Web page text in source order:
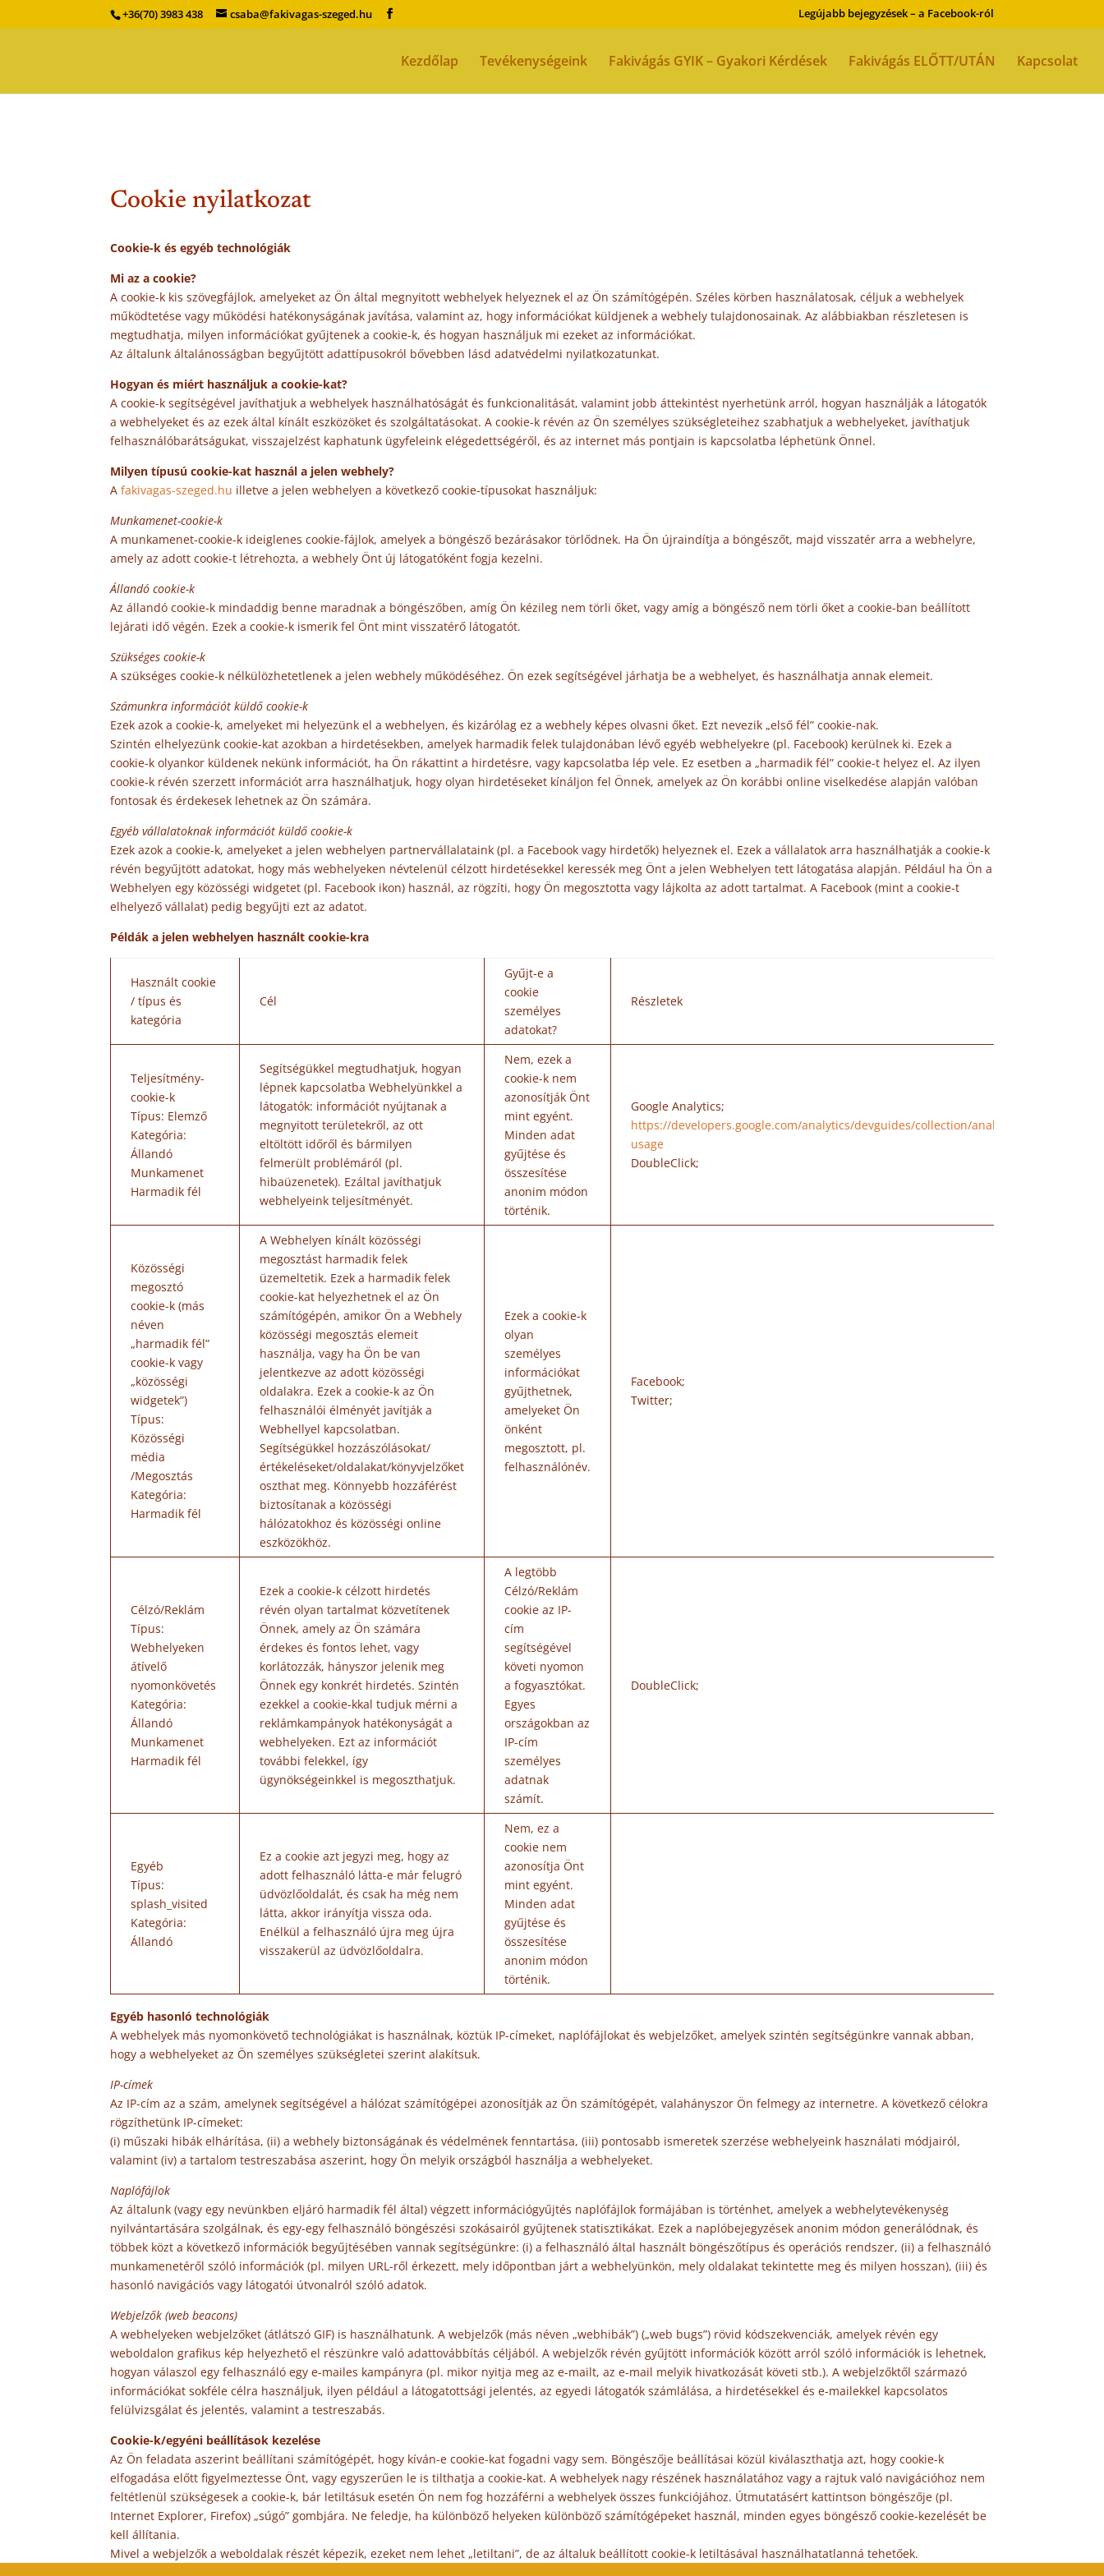
+36(70) 3983 438 csaba@fakivagas-szeged.hu Legújabb bejegyzések – a Facebook-ról
Kezdőlap Tevékenységeink Fakivágás GYIK – Gyakori Kérdések Fakivágás ELŐTT/UTÁN Kapcsolat
Cookie nyilatkozat
Cookie-k és egyéb technológiák
Mi az a cookie?
A cookie-k kis szövegfájlok, amelyeket az Ön által megnyitott webhelyek helyeznek el az Ön számítógépén. Széles körben használatosak, céljuk a webhelyek
működtetése vagy működési hatékonyságának javítása, valamint az, hogy információkat küldjenek a webhely tulajdonosainak. Az alábbiakban részletesen is
megtudhatja, milyen információkat gyűjtenek a cookie-k, és hogyan használjuk mi ezeket az információkat.
Az általunk általánosságban begyűjtött adattípusokról bővebben lásd adatvédelmi nyilatkozatunkat.
Hogyan és miért használjuk a cookie-kat?
A cookie-k segítségével javíthatjuk a webhelyek használhatóságát és funkcionalitását, valamint jobb áttekintést nyerhetünk arról, hogyan használják a látogatók
a webhelyeket és az ezek által kínált eszközöket és szolgáltatásokat. A cookie-k révén az Ön személyes szükségleteihez szabhatjuk a webhelyeket, javíthatjuk
felhasználóbarátságukat, visszajelzést kaphatunk ügyfeleink elégedettségéről, és az internet más pontjain is kapcsolatba léphetünk Önnel.
Milyen típusú cookie-kat használ a jelen webhely?
Afakivagas-szeged.hu illetve a jelen webhelyen a következő cookie-típusokat használjuk:
Munkamenet-cookie-k
A munkamenet-cookie-k ideiglenes cookie-fájlok, amelyek a böngésző bezárásakor törlődnek. Ha Ön újraindítja a böngészőt, majd visszatér arra a webhelyre,
amely az adott cookie-t létrehozta, a webhely Önt új látogatóként fogja kezelni.
Állandó cookie-k
Az állandó cookie-k mindaddig benne maradnak a böngészőben, amíg Ön kézileg nem törli őket, vagy amíg a böngésző nem törli őket a cookie-ban beállított
lejárati idő végén. Ezek a cookie-k ismerik fel Önt mint visszatérő látogatót.
Szükséges cookie-k
A szükséges cookie-k nélkülözhetetlenek a jelen webhely működéséhez. Ön ezek segítségével járhatja be a webhelyet, és használhatja annak elemeit.
Számunkra információt küldő cookie-k
Ezek azok a cookie-k, amelyeket mi helyezünk el a webhelyen, és kizárólag ez a webhely képes olvasni őket. Ezt nevezik „első fél” cookie-nak.
Szintén elhelyezünk cookie-kat azokban a hirdetésekben, amelyek harmadik felek tulajdonában lévő egyéb webhelyekre (pl. Facebook) kerülnek ki. Ezek a
cookie-k olyankor küldenek nekünk információt, ha Ön rákattint a hirdetésre, vagy kapcsolatba lép vele. Ez esetben a „harmadik fél” cookie-t helyez el. Az ilyen
cookie-k révén szerzett információt arra használhatjuk, hogy olyan hirdetéseket kínáljon fel Önnek, amelyek az Ön korábbi online viselkedése alapján valóban
fontosak és érdekesek lehetnek az Ön számára.
Egyéb vállalatoknak információt küldő cookie-k
Ezek azok a cookie-k, amelyeket a jelen webhelyen partnervállalataink (pl. a Facebook vagy hirdetők) helyeznek el. Ezek a vállalatok arra használhatják a cookie-k
révén begyűjtött adatokat, hogy más webhelyeken névtelenül célzott hirdetésekkel keressék meg Önt a jelen Webhelyen tett látogatása alapján. Például ha Ön a
Webhelyen egy közösségi widgetet (pl. Facebook ikon) használ, az rögzíti, hogy Ön megosztotta vagy lájkolta az adott tartalmat. A Facebook (mint a cookie-t
elhelyező vállalat) pedig begyűjti ezt az adatot.
Példák a jelen webhelyen használt cookie-kra
Használt cookie
/ típus és
kategória
Cél
Gyűjt-e a
cookie
személyes
adatokat?
Részletek
Teljesítmény-
cookie-k
Típus: Elemző
Kategória:
Állandó
Munkamenet
Harmadik fél
Segítségükkel megtudhatjuk, hogyan
lépnek kapcsolatba Webhelyünkkel a
látogatók: információt nyújtanak a
megnyitott területekről, az ott
eltöltött időről és bármilyen
felmerült problémáról (pl.
hibaüzenetek). Ezáltal javíthatjuk
webhelyeink teljesítményét.
Nem, ezek a
cookie-k nem
azonosítják Önt
mint egyént.
Minden adat
gyűjtése és
összesítése
anonim módon
történik.
Google Analytics;
https://developers.google.com/analytics/devguides/collection/analyticsjs/cookie-
usage
DoubleClick;
Közösségi
megosztó
cookie-k (más
néven
„harmadik fél”
cookie-k vagy
„közösségi
widgetek”)
Típus:
Közösségi
média
/Megosztás
Kategória:
Harmadik fél
A Webhelyen kínált közösségi
megosztást harmadik felek
üzemeltetik. Ezek a harmadik felek
cookie-kat helyezhetnek el az Ön
számítógépén, amikor Ön a Webhely
közösségi megosztás elemeit
használja, vagy ha Ön be van
jelentkezve az adott közösségi
oldalakra. Ezek a cookie-k az Ön
felhasználói élményét javítják a
Webhellyel kapcsolatban.
Segítségükkel hozzászólásokat/
értékeléseket/oldalakat/könyvjelzőket
oszthat meg. Könnyebb hozzáférést
biztosítanak a közösségi
hálózatokhoz és közösségi online
eszközökhöz.
Ezek a cookie-k
olyan
személyes
információkat
gyűjthetnek,
amelyeket Ön
önként
megosztott, pl.
felhasználónév.
Facebook;
Twitter;
Célzó/Reklám
Típus:
Webhelyeken
átívelő
nyomonkövetés
Kategória:
Állandó
Munkamenet
Harmadik fél
Ezek a cookie-k célzott hirdetés
révén olyan tartalmat közvetítenek
Önnek, amely az Ön számára
érdekes és fontos lehet, vagy
korlátozzák, hányszor jelenik meg
Önnek egy konkrét hirdetés. Szintén
ezekkel a cookie-kkal tudjuk mérni a
reklámkampányok hatékonyságát a
webhelyeken. Ezt az információt
további felekkel, így
ügynökségeinkkel is megoszthatjuk.
A legtöbb
Célzó/Reklám
cookie az IP-
cím
segítségével
követi nyomon
a fogyasztókat.
Egyes
országokban az
IP-cím
személyes
adatnak
számít.
DoubleClick;
Egyéb
Típus:
splash_visited
Kategória:
Állandó
Ez a cookie azt jegyzi meg, hogy az
adott felhasználó látta-e már felugró
üdvözlőoldalát, és csak ha még nem
látta, akkor irányítja vissza oda.
Enélkül a felhasználó újra meg újra
visszakerül az üdvözlőoldalra.
Nem, ez a
cookie nem
azonosítja Önt
mint egyént.
Minden adat
gyűjtése és
összesítése
anonim módon
történik.
Egyéb hasonló technológiák
A webhelyek más nyomonkövető technológiákat is használnak, köztük IP-címeket, naplófájlokat és webjelzőket, amelyek szintén segítségünkre vannak abban,
hogy a webhelyeket az Ön személyes szükségletei szerint alakítsuk.
IP-címek
Az IP-cím az a szám, amelynek segítségével a hálózat számítógépei azonosítják az Ön számítógépét, valahányszor Ön felmegy az internetre. A következő célokra
rögzíthetünk IP-címeket:
(i) műszaki hibák elhárítása, (ii) a webhely biztonságának és védelmének fenntartása, (iii) pontosabb ismeretek szerzése webhelyeink használati módjairól,
valamint (iv) a tartalom testreszabása aszerint, hogy Ön melyik országból használja a webhelyeket.
Naplófájlok
Az általunk (vagy egy nevünkben eljáró harmadik fél által) végzett információgyűjtés naplófájlok formájában is történhet, amelyek a webhelytevékenység
nyilvántartására szolgálnak, és egy-egy felhasználó böngészési szokásairól gyűjtenek statisztikákat. Ezek a naplóbejegyzések anonim módon generálódnak, és
többek közt a következő információk begyűjtésében vannak segítségünkre: (i) a felhasználó által használt böngészőtípus és operációs rendszer, (ii) a felhasználó
munkamenetéről szóló információk (pl. milyen URL-ről érkezett, mely időpontban járt a webhelyünkön, mely oldalakat tekintette meg és milyen hosszan), (iii) és
hasonló navigációs vagy látogatói útvonalról szóló adatok.
Webjelzők (web beacons)
A webhelyeken webjelzőket (átlátszó GIF) is használhatunk. A webjelzők (más néven „webhibák”) („web bugs”) rövid kódszekvenciák, amelyek révén egy
weboldalon grafikus kép helyezhető el részünkre való adattovábbítás céljából. A webjelzők révén gyűjtött információk között arról szóló információk is lehetnek,
hogyan válaszol egy felhasználó egy e-mailes kampányra (pl. mikor nyitja meg az e-mailt, az e-mail melyik hivatkozását követi stb.). A webjelzőktől származó
információkat sokféle célra használjuk, ilyen például a látogatottsági jelentés, az egyedi látogatók számlálása, a hirdetésekkel és e-mailekkel kapcsolatos
felülvizsgálat és jelentés, valamint a testreszabás.
Cookie-k/egyéni beállítások kezelése
Az Ön feladata aszerint beállítani számítógépét, hogy kíván-e cookie-kat fogadni vagy sem. Böngészője beállításai közül kiválaszthatja azt, hogy cookie-k
elfogadása előtt figyelmeztesse Önt, vagy egyszerűen le is tilthatja a cookie-kat. A webhelyek nagy részének használatához vagy a rajtuk való navigációhoz nem
feltétlenül szükségesek a cookie-k, bár letiltásuk esetén Ön nem fog hozzáférni a webhelyek összes funkciójához. Útmutatásért kattintson böngészője (pl.
Internet Explorer, Firefox) „súgó” gombjára. Ne feledje, ha különböző helyeken különböző számítógépeket használ, minden egyes böngésző cookie-kezelését be
kell állítania.
Mivel a webjelzők a weboldalak részét képezik, ezeket nem lehet „letiltani”, de az általuk beállított cookie-k letiltásával használhatatlanná tehetőek.